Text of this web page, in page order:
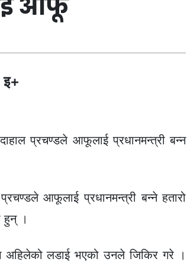
इ+
प्रचण्डले आफूलाई प्रधानमन्त्री बन्न
प्रचण्डले आफूलाई प्रधानमन्त्री बन्ने हतारो
हुन् ।
अहिलेको लडाई भएको उनले जिकिर गरे ।